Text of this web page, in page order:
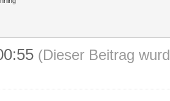
(Dieser Beitrag